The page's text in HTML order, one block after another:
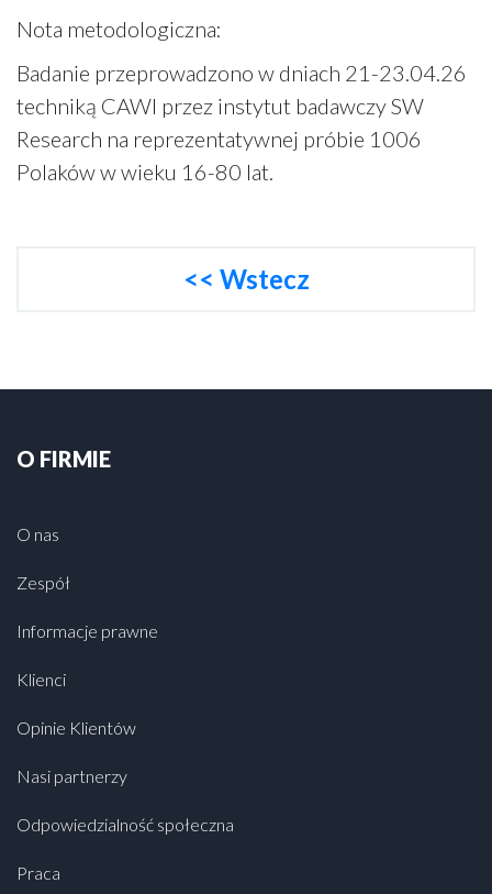
Nota metodologiczna:
Badanie przeprowadzono w dniach 21-23.04.26
techniką CAWI przez instytut badawczy SW
Research na reprezentatywnej próbie 1006
Polaków w wieku 16-80 lat.
<< Wstecz
O FIRMIE
O nas
Zespół
Informacje prawne
Klienci
Opinie Klientów
Nasi partnerzy
Odpowiedzialność społeczna
Praca